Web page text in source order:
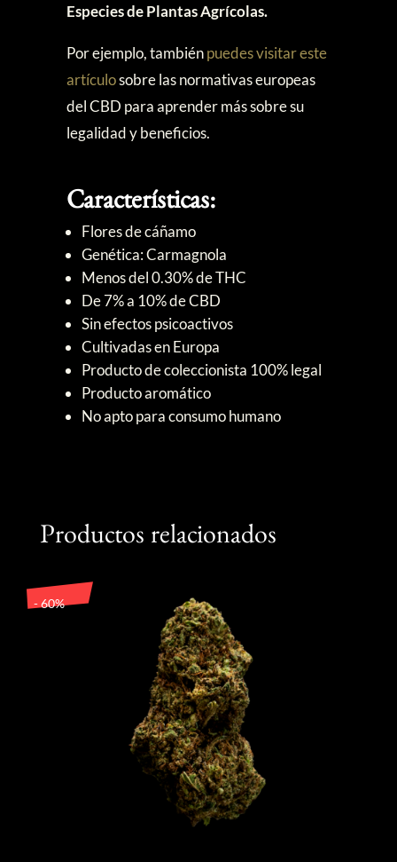
Especies de Plantas Agrícolas.
Por ejemplo, tambiénpuedes visitar este
artículosobre las normativas europeas
del CBD para aprender más sobre su
legalidad y beneficios.
Características:
Flores de cáñamo
Genética: Carmagnola
Menos del 0.30% de THC
De 7% a 10% de CBD
Sin efectos psicoactivos
Cultivadas en Europa
Producto de coleccionista 100% legal
Producto aromático
No apto para consumo humano
Productos relacionados
- 60%